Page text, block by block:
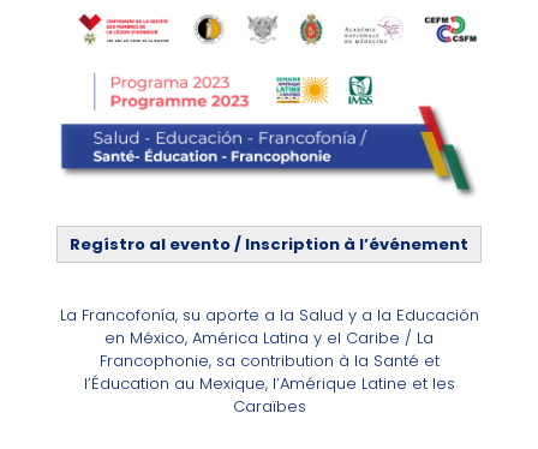
Regístro al evento / Inscription à l’événement
La Francofonía, su aporte a la Salud y a la Educación
en México, América Latina y el Caribe / La
Francophonie, sa contribution à la Santé et
l’Éducation au Mexique, l’Amérique Latine et les
Caraïbes